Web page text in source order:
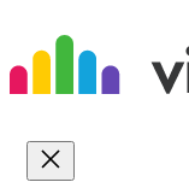
Inhalt
springen